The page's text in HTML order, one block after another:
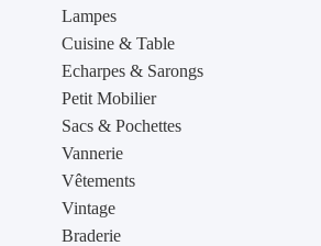
Lampes
Cuisine & Table
Echarpes & Sarongs
Petit Mobilier
Sacs & Pochettes
Vannerie
Vêtements
Vintage
Braderie